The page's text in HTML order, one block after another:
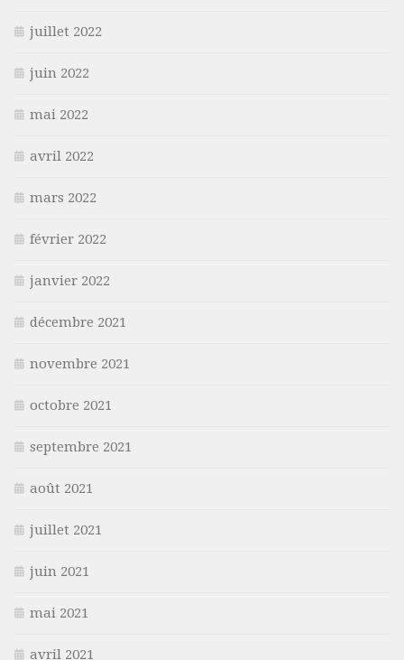
juillet 2022
juin 2022
mai 2022
avril 2022
mars 2022
février 2022
janvier 2022
décembre 2021
novembre 2021
octobre 2021
septembre 2021
août 2021
juillet 2021
juin 2021
mai 2021
avril 2021